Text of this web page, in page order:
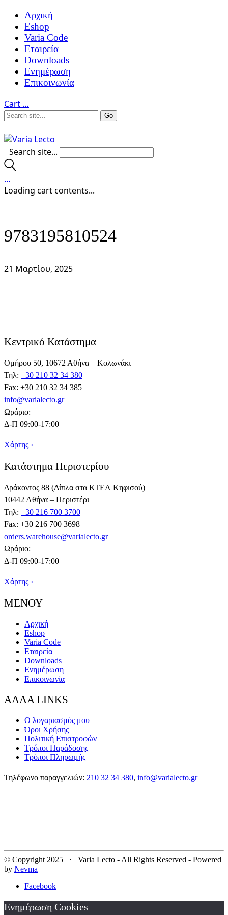
Αρχική
Eshop
Varia Code
Εταιρεία
Downloads
Ενημέρωση
Επικοινωνία
Cart …
Search site...
…
Loading cart contents...
9783195810524
21 Μαρτίου, 2025
Κεντρικό Κατάστημα
Ομήρου 50, 10672 Αθήνα – Κολωνάκι
Τηλ: +30 210 32 34 380
Fax: +30 210 32 34 385
info@varialecto.gr
Ωράριο:
Δ-Π 09:00-17:00
Χάρτης ›
Κατάστημα Περιστερίου
Δράκοντος 88 (Δίπλα στα ΚΤΕΛ Κηφισού)
10442 Αθήνα – Περιστέρι
Τηλ: +30 216 700 3700
Fax: +30 216 700 3698
orders.warehouse@varialecto.gr
Ωράριο:
Δ-Π 09:00-17:00
Χάρτης ›
ΜΕΝΟΥ
Αρχική
Eshop
Varia Code
Εταιρεία
Downloads
Ενημέρωση
Επικοινωνία
ΑΛΛΑ LINKS
Ο λογαριασμός μου
Όροι Χρήσης
Πολιτική Επιστροφών
Τρόποι Παράδοσης
Τρόποι Πληρωμής
Τηλέφωνο παραγγελιών: 210 32 34 380, info@varialecto.gr
© Copyright 2025 · Varia Lecto - All Rights Reserved - Powered
by Nevma
Facebook
Ενημέρωση Cookies